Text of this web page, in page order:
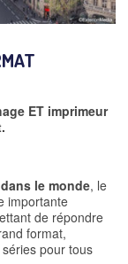
ET imprimeur
le monde, le
importante
de répondre
format,
pour tous